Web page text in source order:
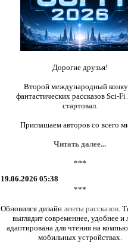
Дорогие друзья!
Второй международный
фантастических рассказов Sci-Fi
стартовал.
Приглашаем авторов со всего
Читать далее...
***
19.06.2026 05:38
***
Обновился дизайн ленты рассказов.
выглядит современнее, удобнее и
адаптирована для чтения на
мобильных устройствах.